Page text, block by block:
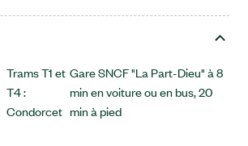
Trams T1 et
T4 :
Condorcet
Gare SNCF "La Part-Dieu" à 8
min en voiture ou en bus, 20
min à pied